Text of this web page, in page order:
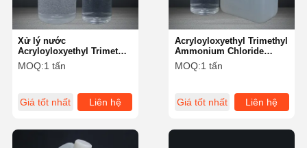
Xử lý nước
Acryloyloxyethyl Trimethyl
Ammonium Chloride để
sản xuất các flocculant
MOQ:1 tấn
Giá tốt nhất Liên hệ
Acryloyloxyethyl Trimethyl
Ammonium Chloride
được sử dụng như một
polyme hòa tan trong
giấy, hóa chất dầu mỏ, vv
MOQ:1 tấn
Giá tốt nhất Liên hệ